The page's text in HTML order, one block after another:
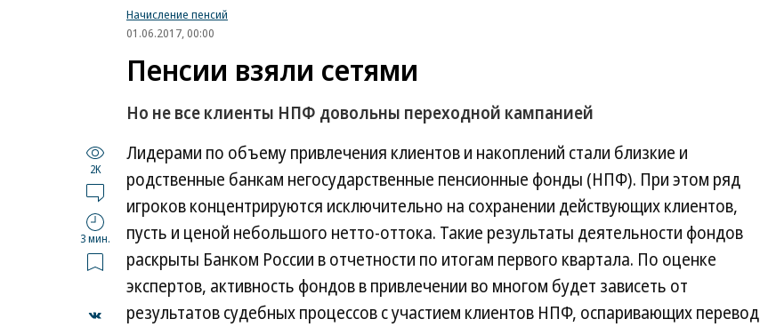
Начисление пенсий
01.06.2017, 00:00
Пенсии взяли сетями
Но не все клиенты НПФ довольны переходной кампанией
2K
3 мин.
Лидерами по объему привлечения клиентов и накоплений стали близкие и
родственные банкам негосударственные пенсионные фонды (НПФ). При этом ряд
игроков концентрируются исключительно на сохранении действующих клиентов,
пусть и ценой небольшого нетто-оттока. Такие результаты деятельности фондов
раскрыты Банком России в отчетности по итогам первого квартала. По оценке
экспертов, активность фондов в привлечении во многом будет зависеть от
результатов судебных процессов с участием клиентов НПФ, оспаривающих перевод